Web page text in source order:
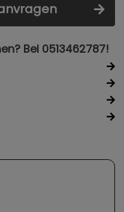
Bel 0513462787!